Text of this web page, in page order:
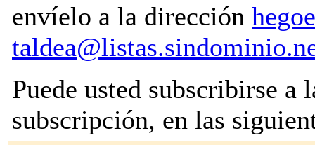
envíelo a la dirección
Puede usted subscribirse a
subscripción, en las